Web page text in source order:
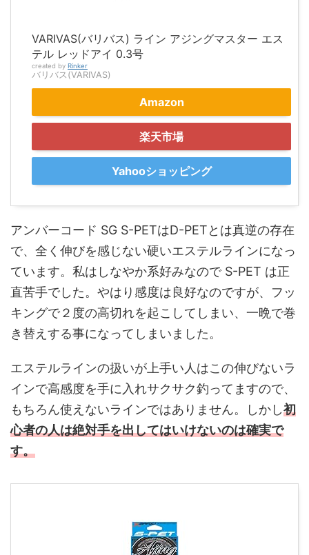
VARIVAS(バリバス) ライン アジングマスター エス
テル レッドアイ 0.3号
created by Rinker
バリバス(VARIVAS)
Amazon
楽天市場
Yahooショッピング
アンバーコード SG S-PETはD-PETとは真逆の存在
で、全く伸びを感じない硬いエステルラインになっ
ています。私はしなやか系好みなので S-PET は正
直苦手でした。やはり感度は良好なのですが、フッ
キングで２度の高切れを起こしてしまい、一晩で巻
き替えする事になってしまいました。
エステルラインの扱いが上手い人はこの伸びないラ
インで高感度を手に入れサクサク釣ってますので、
もちろん使えないラインではありません。しかし初
心者の人は絶対手を出してはいけないのは確実で
す。